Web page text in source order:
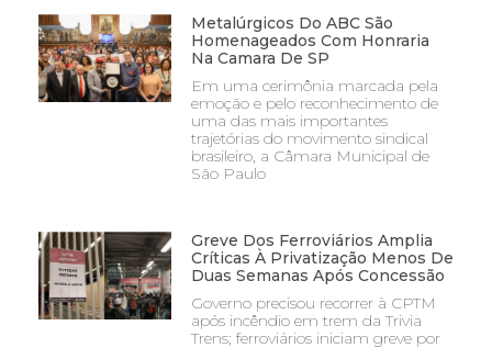
Metalúrgicos Do ABC São
Homenageados Com Honraria
Na Camara De SP
Em uma cerimônia marcada pela
emoção e pelo reconhecimento de
uma das mais importantes
trajetórias do movimento sindical
brasileiro, a Câmara Municipal de
São Paulo
Greve Dos Ferroviários Amplia
Críticas À Privatização Menos De
Duas Semanas Após Concessão
Governo precisou recorrer à CPTM
após incêndio em trem da Trivia
Trens; ferroviários iniciam greve por